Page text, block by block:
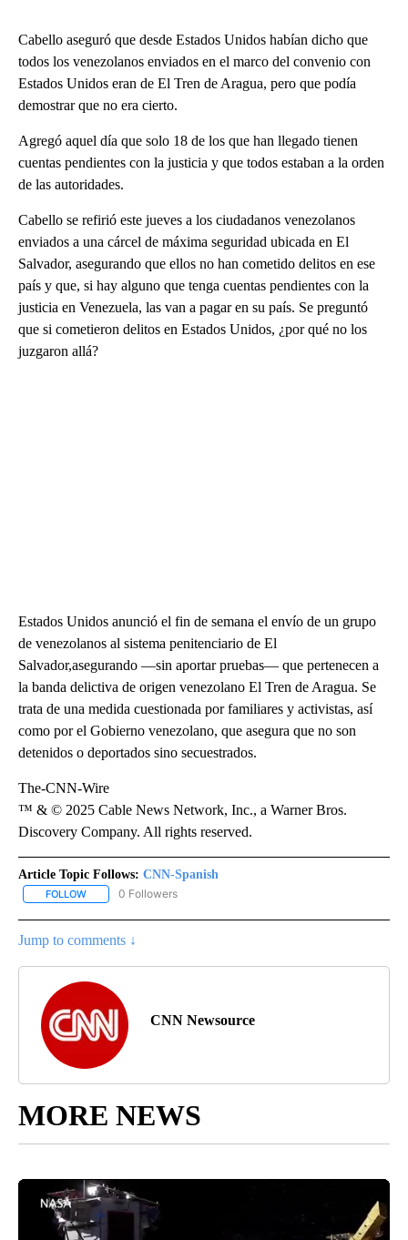
Cabello aseguró que desde Estados Unidos habían dicho que
todos los venezolanos enviados en el marco del convenio con
Estados Unidos eran de El Tren de Aragua, pero que podía
demostrar que no era cierto.
Agregó aquel día que solo 18 de los que han llegado tienen
cuentas pendientes con la justicia y que todos estaban a la orden
de las autoridades.
Cabello se refirió este jueves a los ciudadanos venezolanos
enviados a una cárcel de máxima seguridad ubicada en El
Salvador, asegurando que ellos no han cometido delitos en ese
país y que, si hay alguno que tenga cuentas pendientes con la
justicia en Venezuela, las van a pagar en su país. Se preguntó
que si cometieron delitos en Estados Unidos, ¿por qué no los
juzgaron allá?
Estados Unidos anunció el fin de semana el envío de un grupo
de venezolanos al sistema penitenciario de El
Salvador,asegurando —sin aportar pruebas— que pertenecen a
la banda delictiva de origen venezolano El Tren de Aragua. Se
trata de una medida cuestionada por familiares y activistas, así
como por el Gobierno venezolano, que asegura que no son
detenidos o deportados sino secuestrados.
The-CNN-Wire
™ & © 2025 Cable News Network, Inc., a Warner Bros.
Discovery Company. All rights reserved.
Article Topic Follows: CNN-Spanish
FOLLOW FOLLOW "CNN-SPANISH" TO RECEIVE NOTIFICATIONS ABOUT
0 Followers
Jump to comments ↓
CNN Newsource
MORE NEWS